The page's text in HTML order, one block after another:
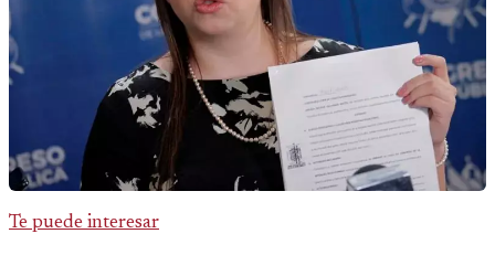
Te puede interesar